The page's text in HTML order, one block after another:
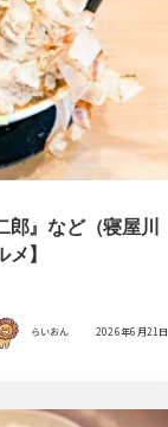
郎』など（寝屋川
】
らいおん 2026年6月21日